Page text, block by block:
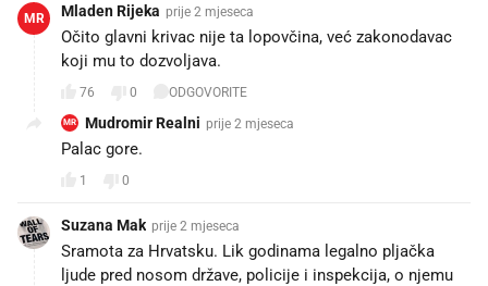
MR Mladen Rijeka prije 2 mjeseca
Očito glavni krivac nije ta lopovčina, već zakonodavac
koji mu to dozvoljava.
76 0 ODGOVORITE
MR Mudromir Realni prije 2 mjeseca
Palac gore.
1 0
Suzana Mak prije 2 mjeseca
Sramota za Hrvatsku. Lik godinama legalno pljačka
ljude pred nosom države, policije i inspekcija, o njemu